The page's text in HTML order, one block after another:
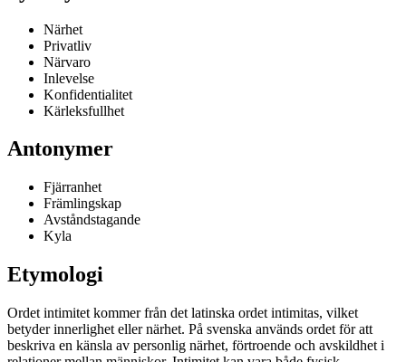
Närhet
Privatliv
Närvaro
Inlevelse
Konfidentialitet
Kärleksfullhet
Antonymer
Fjärranhet
Främlingskap
Avståndstagande
Kyla
Etymologi
Ordet intimitet kommer från det latinska ordet intimitas, vilket
betyder innerlighet eller närhet. På svenska används ordet för att
beskriva en känsla av personlig närhet, förtroende och avskildhet i